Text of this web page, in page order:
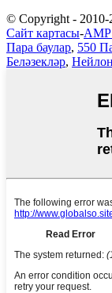
© Copyright - 2010-
Сайт картасы-
Пара баулар, 550
Беләзекләр,